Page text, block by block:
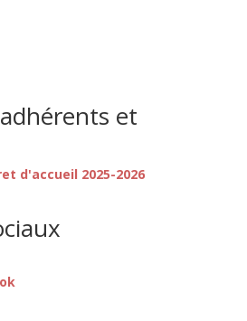
et
d'accueil 2025-2026